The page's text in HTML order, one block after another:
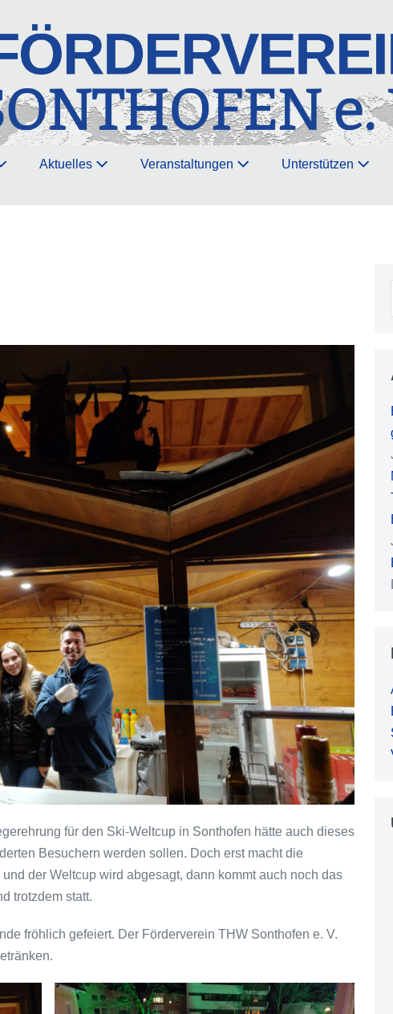
Aktuelles Veranstaltungen Unterstützen
für den Ski-Weltcup in Sonthofen hätte auch dieses
Besuchern werden sollen. Doch erst macht die
der Weltcup wird abgesagt, dann kommt auch noch das
trotzdem statt.
fröhlich gefeiert. Der Förderverein THW Sonthofen e. V.